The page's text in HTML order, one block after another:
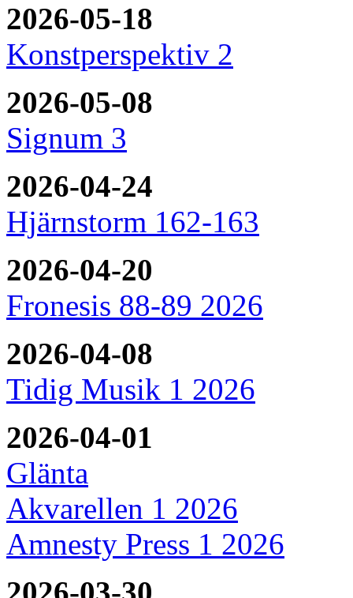
2026-05-18
Konstperspektiv 2
2026-05-08
Signum 3
2026-04-24
Hjärnstorm 162-163
2026-04-20
Fronesis 88-89 2026
2026-04-08
Tidig Musik 1 2026
2026-04-01
Glänta
Akvarellen 1 2026
Amnesty Press 1 2026